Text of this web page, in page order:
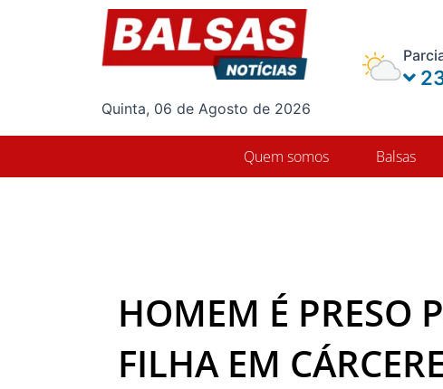
Quinta, 06 de Agosto de 2026
Quem somos Balsas
HOMEM É PRESO
FILHA EM